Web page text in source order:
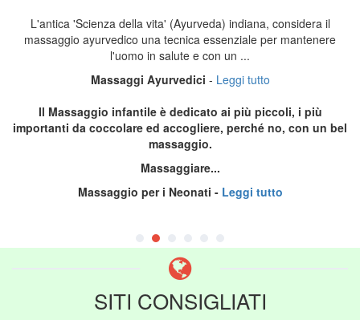
L'antica 'Scienza della vita' (Ayurveda) indiana, considera il
massaggio ayurvedico una tecnica essenziale per mantenere
l'uomo in salute e con un ...
Massaggi Ayurvedici - Leggi tutto
Il Massaggio infantile è dedicato ai più piccoli, i più
importanti da coccolare ed accogliere, perché no, con un bel
massaggio.
Massaggiare...
Massaggio per i Neonati - Leggi tutto
SITI CONSIGLIATI